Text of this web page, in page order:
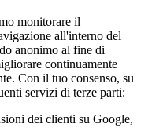
monitorare il
all'interno del
anonimo al fine di
continuamente
Con il tuo consenso, su
servizi di terze parti:
dei clienti su Google,